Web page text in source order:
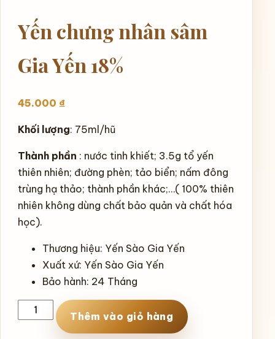
Yến chưng nhân sâm
Gia Yến 18%
45.000 ₫
Khối lượng: 75ml/hũ
Thành phần : nước tinh khiết; 3.5g tổ yến
thiên nhiên; đường phèn; tảo biển; nấm đông
trùng hạ thảo; thành phần khác;…( 100% thiên
nhiên không dùng chất bảo quản và chất hóa
học).
Thương hiệu: Yến Sào Gia Yến
Xuất xứ: Yến Sào Gia Yến
Bảo hành: 24 Tháng
Yến
chưng
Thêm vào giỏ hàng